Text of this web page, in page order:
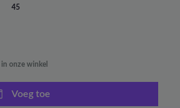
45
in onze winkel
Voeg toe